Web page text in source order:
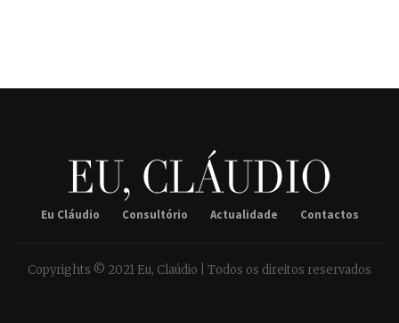
Eu Cláudio Consultório Actualidade Contactos
Copyrights © 2021 Eu, Claúdio | Todos os direitos reservados